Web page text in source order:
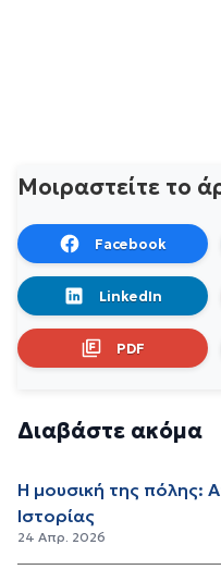
Μοιραστείτε το
Facebook
LinkedIn
PDF
Διαβάστε ακόμα
Η μουσική της πόλης:
Ιστορίας
24 Απρ. 2026